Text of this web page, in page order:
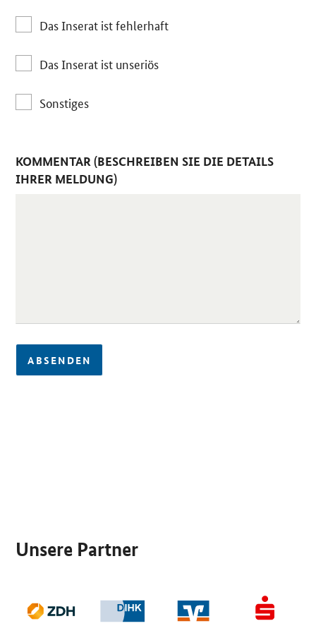
Das Inserat ist fehlerhaft
Das Inserat ist unseriös
Sonstiges
KOMMENTAR (BESCHREIBEN SIE DIE DETAILS
IHRER MELDUNG)
ABSENDEN
Unsere Partner